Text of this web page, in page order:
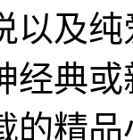
以及
经典
的精